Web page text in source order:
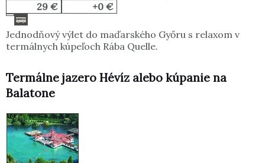
29 €
+0 €
Jednodňový výlet do maďarského Győru s relaxom v
termálnych kúpeľoch Rába Quelle.
Termálne jazero Hévíz alebo kúpanie na
Balatone